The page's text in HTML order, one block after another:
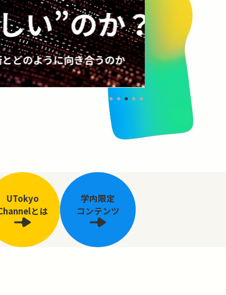
30年後、世界
問の“悪”、共
問いから、未
コンテンツを見
UTokyo
とは
学内限定
コンテンツ